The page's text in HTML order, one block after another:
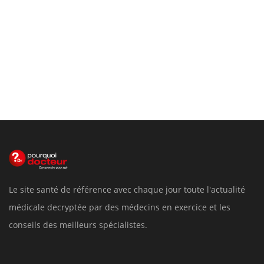
Le site santé de référence avec chaque jour toute l'actualité
médicale decryptée par des médecins en exercice et les
conseils des meilleurs spécialistes.